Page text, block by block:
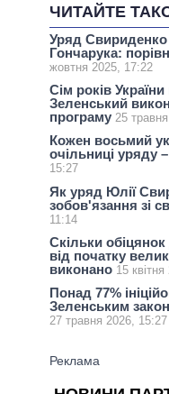
ЧИТАЙТЕ
Уряд
Гончарука:
жовтня 2025, 17:22
Сім років
Зеленський
програму 25
Кожен восьмий
очільниці уряду
15:27
Як уряд Юлії
зобов'язання зі
11:14
Скільки
від початку
виконано 15
Понад 77%
Зеленським
27 травня 2026, 15:27